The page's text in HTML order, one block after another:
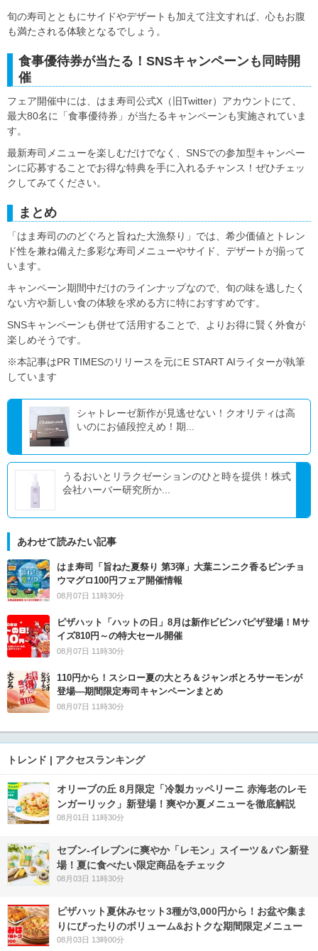
旬の寿司とともにサイドやデザートも加えて注文すれば、心もお腹
も満たされる体験となるでしょう。
食事優待券が当たる！SNSキャンペーンも同時開
催
フェア開催中には、はま寿司公式X（旧Twitter）アカウントにて、
最大80名に「食事優待券」が当たるキャンペーンも実施されていま
す。
最新寿司メニューを楽しむだけでなく、SNSでの参加型キャンペー
ンに応募することでお得な特典を手に入れるチャンス！ぜひチェッ
クしてみてください。
まとめ
「はま寿司ののどぐろと旨ねた大漁祭り」では、希少価値とトレン
ド性を兼ね備えた多彩な寿司メニューやサイド、デザートが揃って
います。
キャンペーン期間中だけのラインナップなので、旬の味を逃したく
ない方や新しい食の体験を求める方に特におすすめです。
SNSキャンペーンも併せて活用することで、よりお得に賢く外食が
楽しめそうです。
※本記事はPR TIMESのリリースを元にE START AIライターが執筆
しています
シャトレーゼ新作が見逃せない！クオリティは高
いのにお値段控えめ！期...
うるおいとリラクゼーションのひと時を提供！株式
会社ハーバー研究所か...
あわせて読みたい記事
はま寿司「旨ねた夏祭り 第3弾」大葉ニンニク香るビンチョ
ウマグロ100円フェア開催情報
08月07日 11時30分
ピザハット「ハットの日」8月は新作ビビンバピザ登場！Mサ
イズ810円～の特大セール開催
08月07日 11時30分
110円から！スシロー夏の大とろ＆ジャンボとろサーモンが
登場―期間限定寿司キャンペーンまとめ
08月07日 11時30分
トレンド | アクセスランキング
オリーブの丘 8月限定「冷製カッペリーニ 赤海老のレモ
ンガーリック」新登場！爽やか夏メニューを徹底解説
08月01日 11時30分
セブン‐イレブンに爽やか「レモン」スイーツ＆パン新登
場！夏に食べたい限定商品をチェック
08月03日 11時30分
ピザハット夏休みセット3種が3,000円から！お盆や集ま
りにぴったりのボリューム&おトクな期間限定メニュー
08月03日 13時00分